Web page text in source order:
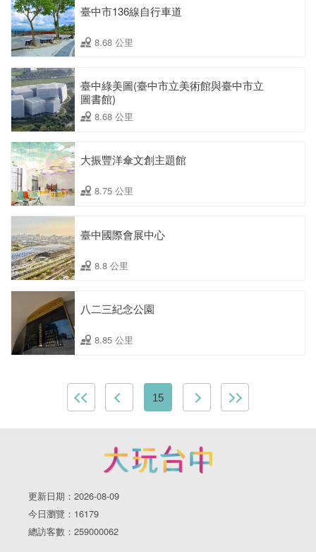
臺中市136線自行車道
8.68 公里
臺中綠美圖(臺中市立美術館與臺中市立
圖書館)
8.68 公里
大振豐洋傘文創主題館
8.75 公里
臺中國際會展中心
8.8 公里
八二三紀念公園
8.85 公里
15
更新日期：2026-08-09
今日瀏覽：16179
總訪客數：259000062